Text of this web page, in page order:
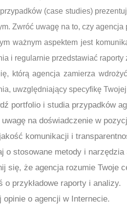
(case studies)
Zwróć uwagę na to, czy
ważnym aspektem jest
i regularnie przedstawiać
którą agencja zamierza
uwzględniający specyfikę
portfolio i studia przypadków
na doświadczenie w
komunikacji i
o stosowane metody i narzędzia
się, że agencja rozumie Twoje
o przykładowe raporty i analizy.
opinie o agencji w Internecie.